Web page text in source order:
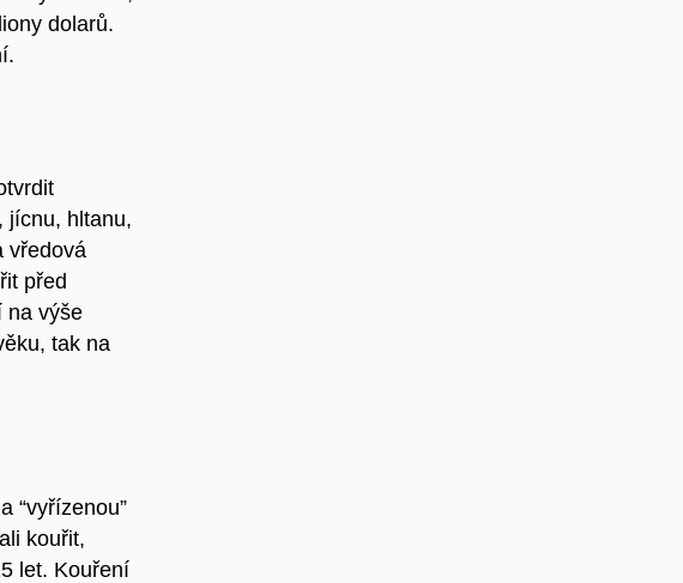
dolarů.
jícnu, hltanu,
vředová
před
na výše
tak na
“vyřízenou”
kouřit,
let. Kouření